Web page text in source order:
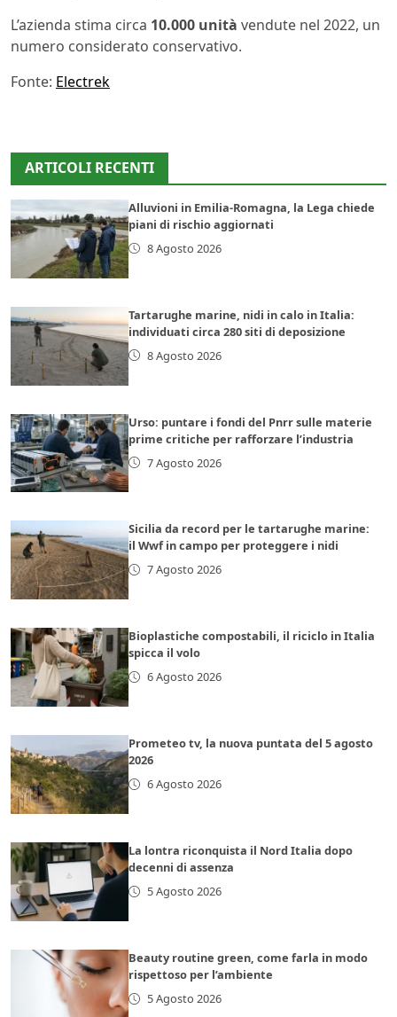
L’azienda stima circa 10.000 unità vendute nel 2022, un
numero considerato conservativo.
Fonte: Electrek
ARTICOLI RECENTI
Alluvioni in Emilia-Romagna, la Lega chiede
piani di rischio aggiornati
8 Agosto 2026
Tartarughe marine, nidi in calo in Italia:
individuati circa 280 siti di deposizione
8 Agosto 2026
Urso: puntare i fondi del Pnrr sulle materie
prime critiche per rafforzare l’industria
7 Agosto 2026
Sicilia da record per le tartarughe marine:
il Wwf in campo per proteggere i nidi
7 Agosto 2026
Bioplastiche compostabili, il riciclo in Italia
spicca il volo
6 Agosto 2026
Prometeo tv, la nuova puntata del 5 agosto
2026
6 Agosto 2026
La lontra riconquista il Nord Italia dopo
decenni di assenza
5 Agosto 2026
Beauty routine green, come farla in modo
rispettoso per l’ambiente
5 Agosto 2026